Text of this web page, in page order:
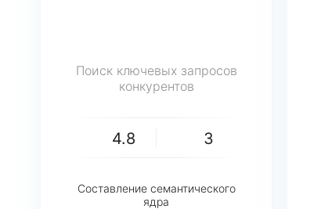
Поиск ключевых запросов
конкурентов
4.8 3
Составление семантического
ядра